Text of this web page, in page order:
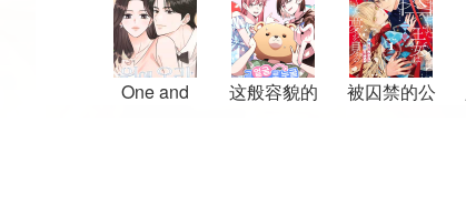
One and
这般容貌的
被囚禁的公